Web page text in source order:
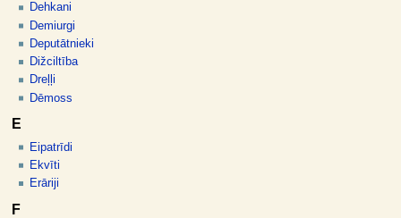
Dehkani
Demiurgi
Deputātnieki
Dižciltība
Dreļļi
Dēmoss
E
Eipatrīdi
Ekvīti
Erāriji
F